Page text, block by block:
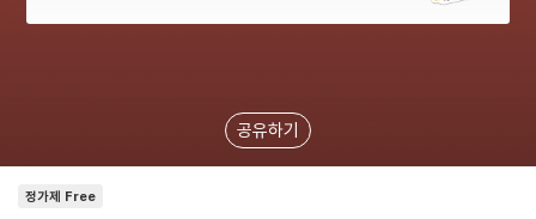
공유하기
정가제 Free